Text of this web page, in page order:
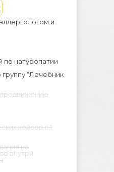
и
по натуропатии
“Лечебник
кейсов с 1
на
внутри